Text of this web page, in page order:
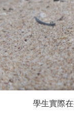
學生實際